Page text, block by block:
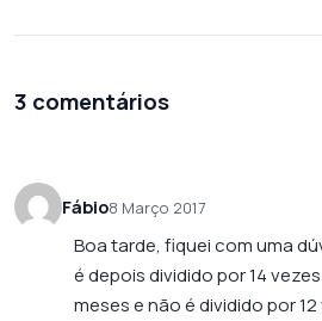
3 comentários
Fábio8 Março 2017
Boa tarde, fiquei com uma
é depois dividido por 14
meses e não é dividido por